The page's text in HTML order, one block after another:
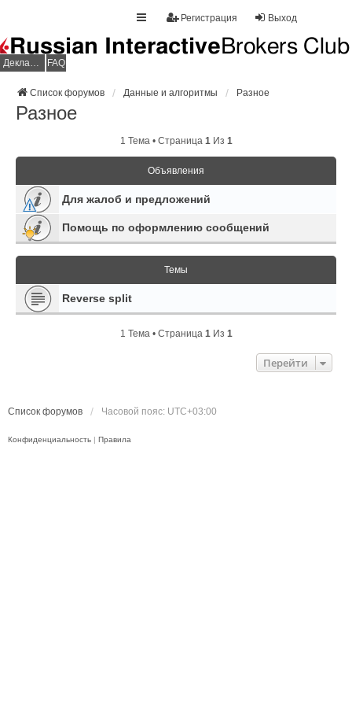
Выход
Регистрация
Декларация НДФЛ FAQ
Список форумов Данные и алгоритмы Разное
Разное
1 Тема • Страница 1Из 1
Объявления
Для жалоб и предложений
Помощь по оформлению сообщений
Темы
Reverse split
1 Тема • Страница 1Из 1
Перейти
Список форумов Часовой пояс: UTC+03:00
Конфиденциальность | Правила